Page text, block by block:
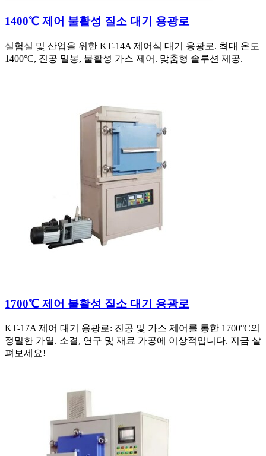
1400℃ 제어 불활성 질소 대기 용광로
실험실 및 산업을 위한 KT-14A 제어식 대기 용광로. 최대 온도
1400°C, 진공 밀봉, 불활성 가스 제어. 맞춤형 솔루션 제공.
1700℃ 제어 불활성 질소 대기 용광로
KT-17A 제어 대기 용광로: 진공 및 가스 제어를 통한 1700°C의
정밀한 가열. 소결, 연구 및 재료 가공에 이상적입니다. 지금 살
펴보세요!